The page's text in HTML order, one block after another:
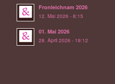
Fronleichnam 2026
12. Mai 2026 - 8:15
01. Mai 2026
28. April 2026 - 19:12